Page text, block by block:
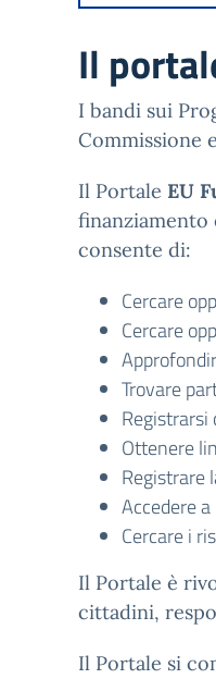
Il
I bandi sui
Commissione
Il Portale EU
finanziamento
consente di:
Cercare
Cercare
Trovare
Registrarsi
Ottenere
Registrare
Accedere
Cercare i
Il Portale è
cittadini,
Il Portale si